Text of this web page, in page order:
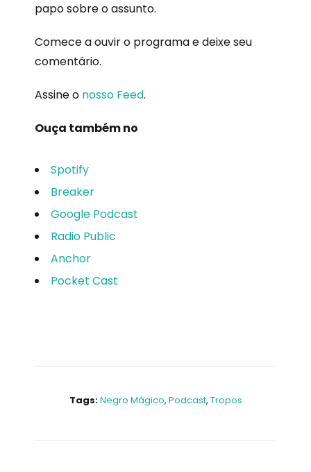
papo sobre o assunto.
Comece a ouvir o programa e deixe seu
comentário.
Assine o nosso Feed.
Ouça também no
Spotify
Breaker
Google Podcast
Radio Public
Anchor
Pocket Cast
Tags:Negro Mágico, Podcast, Tropos